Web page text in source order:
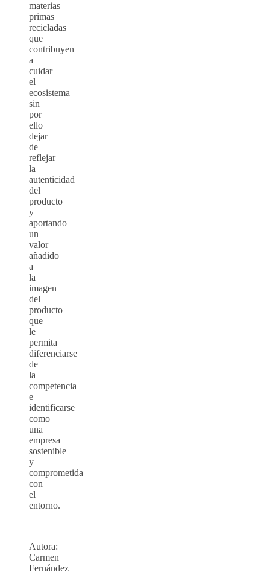
materias
primas
recicladas
que
contribuyen
a
cuidar
el
ecosistema
sin
por
ello
dejar
de
reflejar
la
autenticidad
del
producto
y
aportando
un
valor
añadido
a
la
imagen
del
producto
que
le
permita
diferenciarse
de
la
competencia
e
identificarse
como
una
empresa
sostenible
y
comprometida
con
el
entorno.
Autora:
Carmen
Fernández